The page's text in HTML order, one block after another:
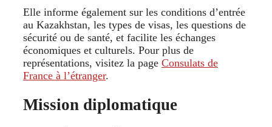
Elle informe également sur les conditions d’entrée
au Kazakhstan, les types de visas, les questions de
sécurité ou de santé, et facilite les échanges
économiques et culturels. Pour plus de
représentations, visitez la page Consulats de
France à l’étranger.
Mission diplomatique